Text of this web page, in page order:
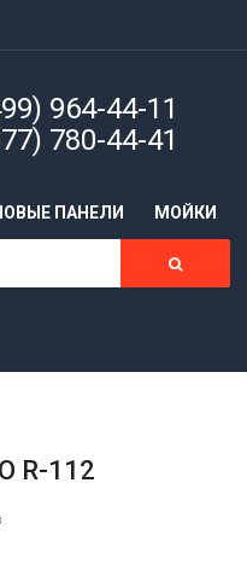
964-44-11
780-44-41
ПАНЕЛИ МОЙКИ
R-112